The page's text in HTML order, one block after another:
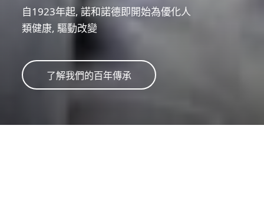
自1923年起, 諾和諾德即開始為優化人
類健康, 驅動改變
了解我們的百年傳承